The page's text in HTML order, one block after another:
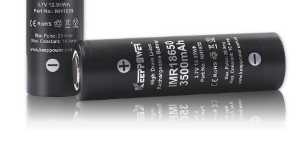
Sisteme de management (BMS)
Redresoare, incarcatoare si testere
Redresoare auto, moto, barci si
stationare